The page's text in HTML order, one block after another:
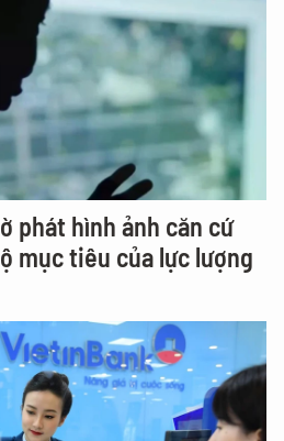
phát hình ảnh căn cứ
mục tiêu của lực lượng